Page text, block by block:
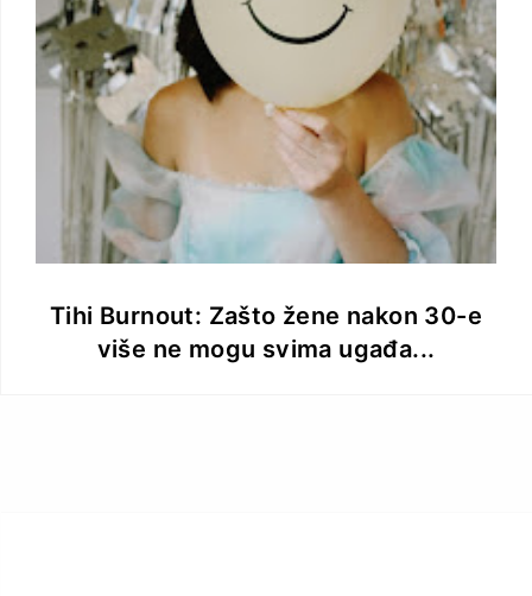
Tihi Burnout: Zašto žene nakon 30-e
više ne mogu svima ugađa...